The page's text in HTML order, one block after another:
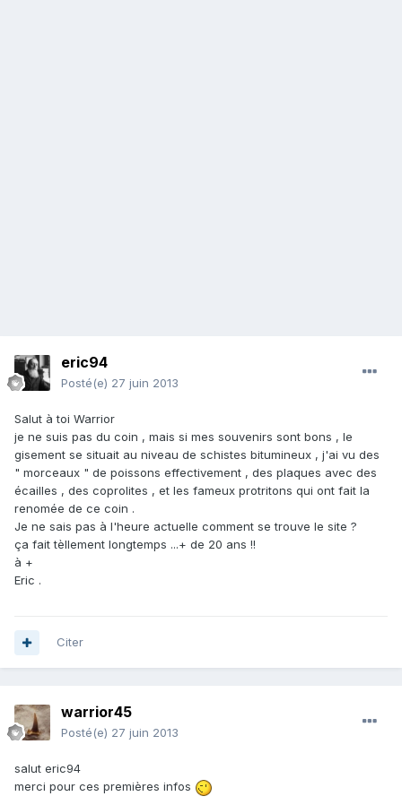
eric94
Posté(e) 27 juin 2013
Salut à toi Warrior
je ne suis pas du coin , mais si mes souvenirs sont bons , le
gisement se situait au niveau de schistes bitumineux , j'ai vu des
" morceaux " de poissons effectivement , des plaques avec des
écailles , des coprolites , et les fameux protritons qui ont fait la
renomée de ce coin .
Je ne sais pas à l'heure actuelle comment se trouve le site ?
ça fait tèllement longtemps ...+ de 20 ans !!
à +
Eric .
Citer
warrior45
Posté(e) 27 juin 2013
salut eric94
merci pour ces premières infos